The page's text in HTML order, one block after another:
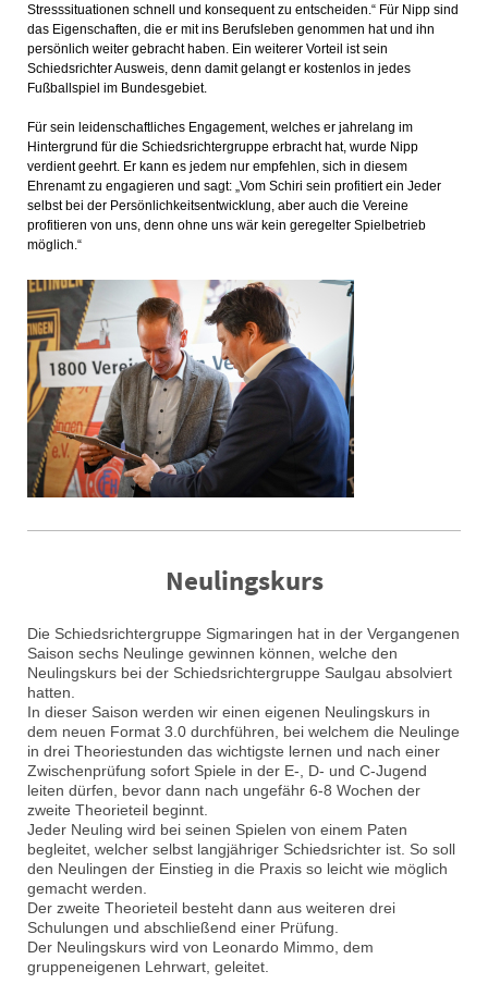
Stresssituationen schnell und konsequent zu entscheiden.“ Für Nipp sind
das Eigenschaften, die er mit ins Berufsleben genommen hat und ihn
persönlich weiter gebracht haben. Ein weiterer Vorteil ist sein
Schiedsrichter Ausweis, denn damit gelangt er kostenlos in jedes
Fußballspiel im Bundesgebiet.
Für sein leidenschaftliches Engagement, welches er jahrelang im
Hintergrund für die Schiedsrichtergruppe erbracht hat, wurde Nipp
verdient geehrt. Er kann es jedem nur empfehlen, sich in diesem
Ehrenamt zu engagieren und sagt: „Vom Schiri sein profitiert ein Jeder
selbst bei der Persönlichkeitsentwicklung, aber auch die Vereine
profitieren von uns, denn ohne uns wär kein geregelter Spielbetrieb
möglich.“
Neulingskurs
Die Schiedsrichtergruppe Sigmaringen hat in der Vergangenen
Saison sechs Neulinge gewinnen können, welche den
Neulingskurs bei der Schiedsrichtergruppe Saulgau absolviert
hatten.
In dieser Saison werden wir einen eigenen Neulingskurs in
dem neuen Format 3.0 durchführen, bei welchem die Neulinge
in drei Theoriestunden das wichtigste lernen und nach einer
Zwischenprüfung sofort Spiele in der E-, D- und C-Jugend
leiten dürfen, bevor dann nach ungefähr 6-8 Wochen der
zweite Theorieteil beginnt.
Jeder Neuling wird bei seinen Spielen von einem Paten
begleitet, welcher selbst langjähriger Schiedsrichter ist. So soll
den Neulingen der Einstieg in die Praxis so leicht wie möglich
gemacht werden.
Der zweite Theorieteil besteht dann aus weiteren drei
Schulungen und abschließend einer Prüfung.
Der Neulingskurs wird von Leonardo Mimmo, dem
gruppeneigenen Lehrwart, geleitet.